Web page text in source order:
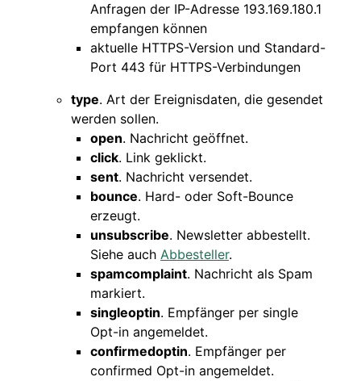
Anfragen der IP-Adresse 193.169.180.1
empfangen können
aktuelle HTTPS-Version und Standard-
Port 443 für HTTPS-Verbindungen
type. Art der Ereignisdaten, die gesendet
werden sollen.
open. Nachricht geöffnet.
click. Link geklickt.
sent. Nachricht versendet.
bounce. Hard- oder Soft-Bounce
erzeugt.
unsubscribe. Newsletter abbestellt.
Siehe auch Abbesteller.
spamcomplaint. Nachricht als Spam
markiert.
singleoptin. Empfänger per single
Opt-in angemeldet.
confirmedoptin. Empfänger per
confirmed Opt-in angemeldet.